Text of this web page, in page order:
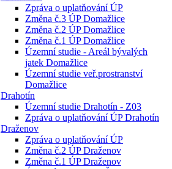
Zpráva o uplatňování ÚP
Změna č.3 ÚP Domažlice
Změna č.2 ÚP Domažlice
Změna č.1 ÚP Domažlice
Územní studie - Areál bývalých
jatek Domažlice
Územní studie veř.prostranství
Domažlice
Drahotín
Územní studie Drahotín - Z03
Zpráva o uplatňování ÚP Drahotín
Draženov
Zpráva o uplatňování ÚP
Změna č.2 ÚP Draženov
Změna č.1 ÚP Draženov